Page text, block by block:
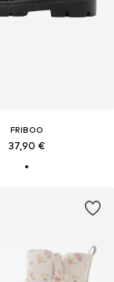
FRIBOO
37,90 €